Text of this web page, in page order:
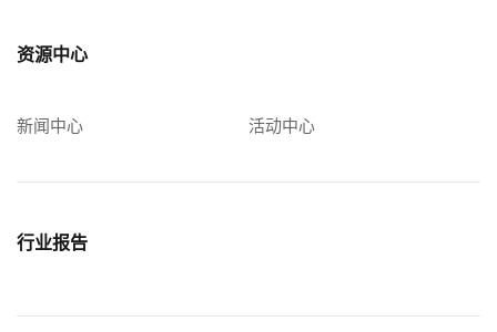
资源中心
新闻中心 活动中心
行业报告